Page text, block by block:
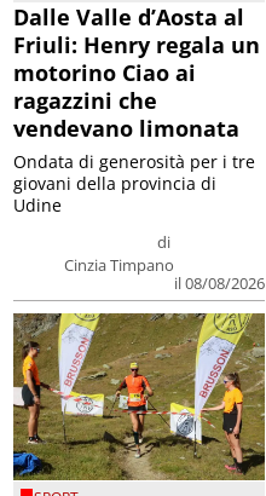
Dalle Valle d’Aosta al
Friuli: Henry regala un
motorino Ciao ai
ragazzini che
vendevano limonata
di
Cinzia Timpano
il 08/08/2026
Ondata di generosità per i tre
giovani della provincia di
Udine